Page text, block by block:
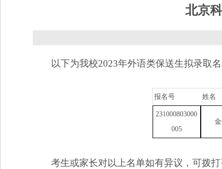
北京
以下为我校2023年外语类保送生拟录取
报名号 姓名
231000803000
005
考生或家长对以上名单如有异议，可拨